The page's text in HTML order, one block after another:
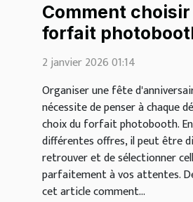
Comment
forfait
votre fête
2 janvier 2026 01:14
Organiser une fête
nécessite de penser à chaque
choix du forfait photobooth.
différentes offres, il peut être
retrouver et de sélectionner
parfaitement à vos attentes.
cet article comment...